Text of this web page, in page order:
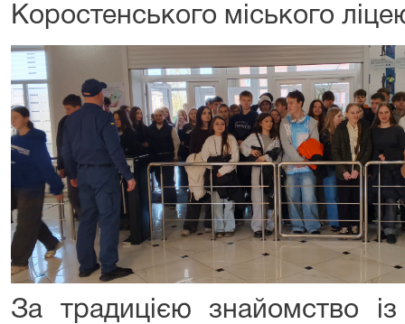
Коростенського міського
За традицією знайомство